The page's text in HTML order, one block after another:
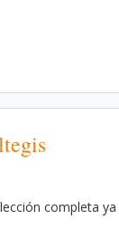
completa ya